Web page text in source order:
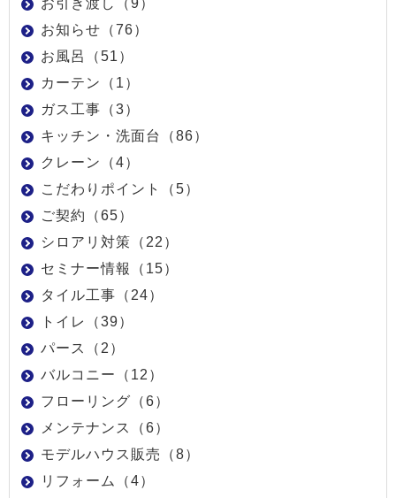
お知らせ（76）
お風呂（51）
カーテン（1）
ガス工事（3）
キッチン・洗面台（86）
クレーン（4）
こだわりポイント（5）
ご契約（65）
シロアリ対策（22）
セミナー情報（15）
タイル工事（24）
トイレ（39）
パース（2）
バルコニー（12）
フローリング（6）
メンテナンス（6）
モデルハウス販売（8）
リフォーム（4）